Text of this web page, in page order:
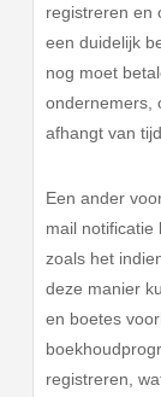
registreren en
een duidelijk
nog moet
ondernemers,
afhangt van
Een ander
mail notificatie
zoals het
deze manier
en boetes
registreren,